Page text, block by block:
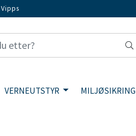
VERNEUTSTYR MILJØSIKRING